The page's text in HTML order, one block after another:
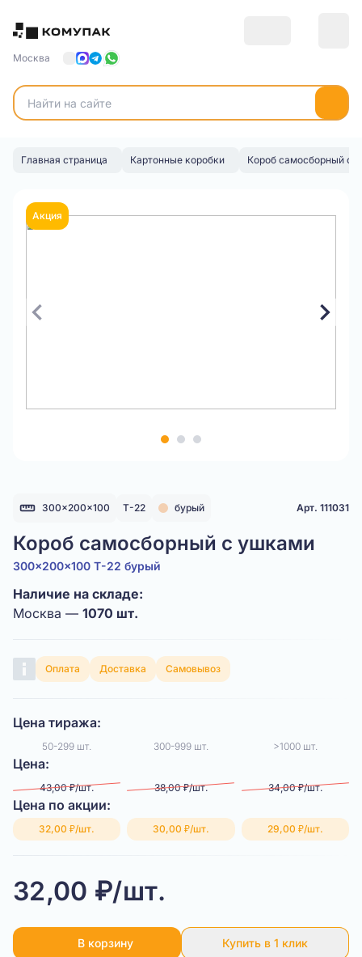
Москва
Главная страница Картонные коробки Короб самосборный с
Акция
300x200x100 Т-22 бурый Арт. 111031
Короб самосборный с ушками
300x200x100 Т-22 бурый
Наличие на складе:
Москва — 1070 шт.
Оплата Доставка Самовывоз
Цена тиража:
50-299 шт. 300-999 шт. >1000 шт.
Цена:
43,00 ₽/шт. 38,00 ₽/шт. 34,00 ₽/шт.
Цена по акции:
32,00 ₽/шт. 30,00 ₽/шт. 29,00 ₽/шт.
32,00 ₽/шт.
В корзину Купить в 1 клик